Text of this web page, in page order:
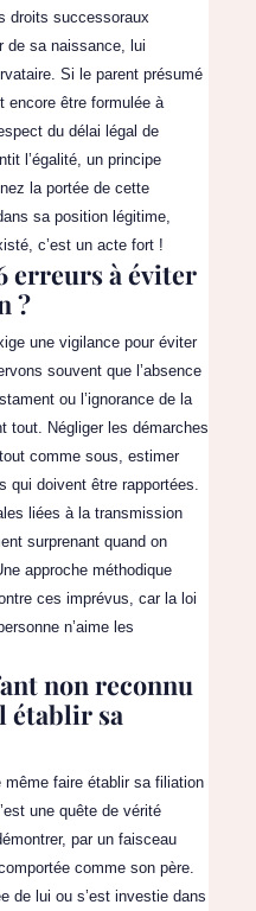
droits successoraux
de sa naissance, lui
Si le parent présumé
encore être formulée à
du délai légal de
l’égalité, un principe
la portée de cette
sa position légitime,
c’est un acte fort !
erreurs à éviter
?
une vigilance pour éviter
souvent que l’absence
ou l’ignorance de la
tout. Négliger les démarches
comme sous, estimer
qui doivent être rapportées.
liées à la transmission
surprenant quand on
approche méthodique
ces imprévus, car la loi
n’aime les
non reconnu
établir sa
même faire établir sa filiation
une quête de vérité
par un faisceau
comme son père.
de lui ou s’est investie dans